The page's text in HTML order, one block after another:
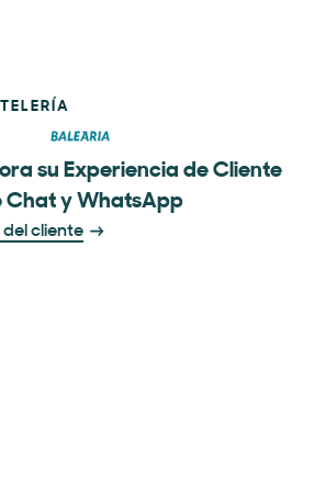
su Experiencia de Cliente
Chat y WhatsApp
del cliente